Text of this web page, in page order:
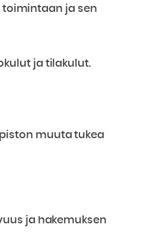
toimintaan ja sen
ja tilakulut.
muuta tukea
ja hakemuksen